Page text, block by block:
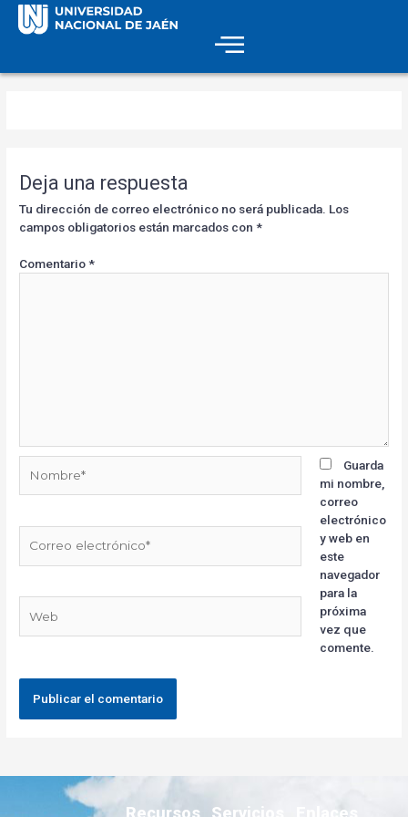
Deja una respuesta
Tu dirección de correo electrónico no será publicada. Los
campos obligatorios están marcados con*
Comentario*
Guarda
mi nombre,
correo
electrónico
y web en
este
navegador
para la
próxima
vez que
comente.
Recursos Servicios Enlaces